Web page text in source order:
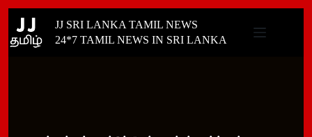
content
JJ SRI LANKA TAMIL NEWS
24*7 TAMIL NEWS IN SRI LANKA